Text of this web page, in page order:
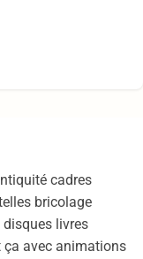
cadres
bricolage
livres
avec animations